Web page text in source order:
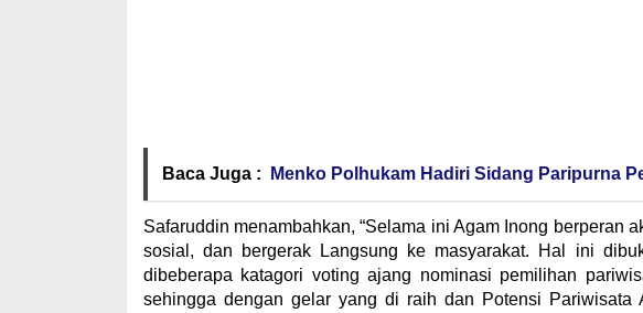
Baca Juga : Menko Polhukam Hadiri Sidang Paripurna
Safaruddin menambahkan, “Selama ini Agam Inong berperan
sosial, dan bergerak Langsung ke masyarakat. Hal ini
dibeberapa katagori voting ajang nominasi pemilihan
sehingga dengan gelar yang di raih dan Potensi